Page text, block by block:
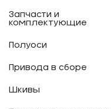
Запчасти и
комплектующие
Полуоси
Привода в сборе
Шкивы